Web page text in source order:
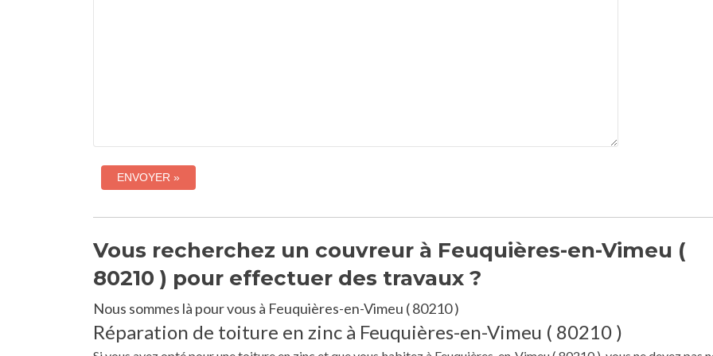
Vous recherchez un couvreur à Feuquières-en-Vimeu (
80210 ) pour effectuer des travaux ?
Nous sommes là pour vous à Feuquières-en-Vimeu ( 80210 )
Réparation de toiture en zinc à Feuquières-en-Vimeu ( 80210 )